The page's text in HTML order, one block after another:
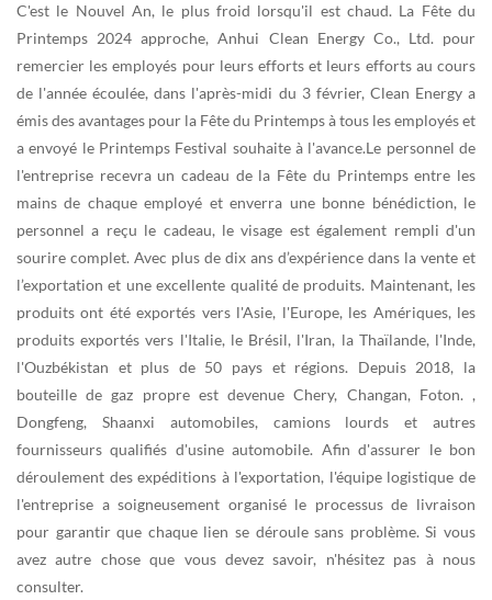
C'est le Nouvel An, le plus froid lorsqu'il est chaud. La Fête du
Printemps 2024 approche, Anhui Clean Energy Co., Ltd. pour
remercier les employés pour leurs efforts et leurs efforts au cours
de l'année écoulée, dans l'après-midi du 3 février, Clean Energy a
émis des avantages pour la Fête du Printemps à tous les employés et
a envoyé le Printemps Festival souhaite à l'avance.Le personnel de
l'entreprise recevra un cadeau de la Fête du Printemps entre les
mains de chaque employé et enverra une bonne bénédiction, le
personnel a reçu le cadeau, le visage est également rempli d'un
sourire complet. Avec plus de dix ans d’expérience dans la vente et
l’exportation et une excellente qualité de produits. Maintenant, les
produits ont été exportés vers l'Asie, l'Europe, les Amériques, les
produits exportés vers l'Italie, le Brésil, l'Iran, la Thaïlande, l'Inde,
l'Ouzbékistan et plus de 50 pays et régions. Depuis 2018, la
bouteille de gaz propre est devenue Chery, Changan, Foton. ,
Dongfeng, Shaanxi automobiles, camions lourds et autres
fournisseurs qualifiés d'usine automobile. Afin d'assurer le bon
déroulement des expéditions à l'exportation, l'équipe logistique de
l'entreprise a soigneusement organisé le processus de livraison
pour garantir que chaque lien se déroule sans problème. Si vous
avez autre chose que vous devez savoir, n'hésitez pas à nous
consulter.